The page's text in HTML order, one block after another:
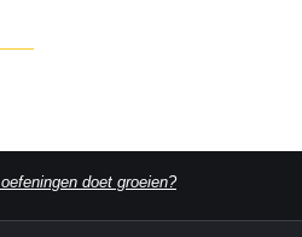
doet groeien?